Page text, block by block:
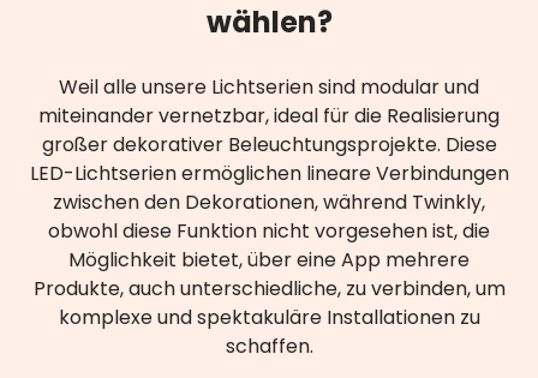
wählen?
Weil alle unsere Lichtserien sind modular und
miteinander vernetzbar, ideal für die Realisierung
großer dekorativer Beleuchtungsprojekte. Diese
LED-Lichtserien ermöglichen lineare Verbindungen
zwischen den Dekorationen, während Twinkly,
obwohl diese Funktion nicht vorgesehen ist, die
Möglichkeit bietet, über eine App mehrere
Produkte, auch unterschiedliche, zu verbinden, um
komplexe und spektakuläre Installationen zu
schaffen.